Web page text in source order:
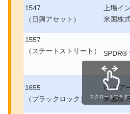
1547
（日興アセット）
上場イ
米国株
1557
（ステートストリート）
SPDR®
1655
（ブラックロック）
iシェア
米国株
スクロールできま